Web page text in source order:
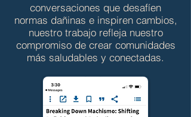
conversaciones que desafíen
normas dañinas e inspiren cambios,
nuestro trabajo refleja nuestro
compromiso de crear comunidades
más saludables y conectadas.